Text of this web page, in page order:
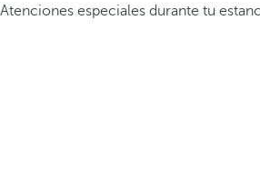
Atenciones especiales durante tu